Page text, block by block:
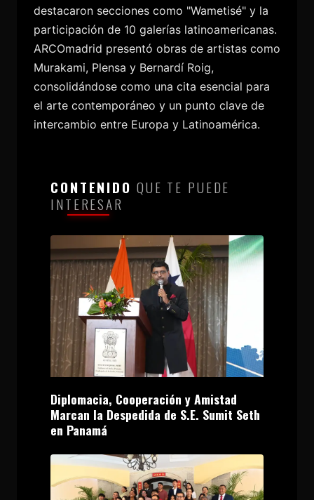
destacaron secciones como "Wametisé" y la
participación de 10 galerías latinoamericanas.
ARCOmadrid presentó obras de artistas como
Murakami, Plensa y Bernardí Roig,
consolidándose como una cita esencial para
el arte contemporáneo y un punto clave de
intercambio entre Europa y Latinoamérica.
CONTENIDO QUE TE PUEDE
INTERESAR
Diplomacia, Cooperación y Amistad
Marcan la Despedida de S.E. Sumit Seth
en Panamá